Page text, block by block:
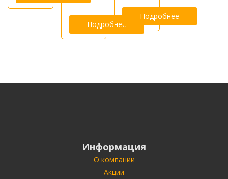
Подробнее
Подробнее
Информация
О компании
Акции